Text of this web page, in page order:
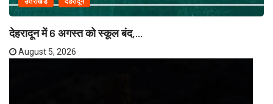
उत्तराखंड देहरादून
देहरादून में 6 अगस्त को स्कूल बंद,...
August 5, 2026